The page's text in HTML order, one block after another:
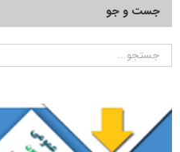
جست و جو
جستجو